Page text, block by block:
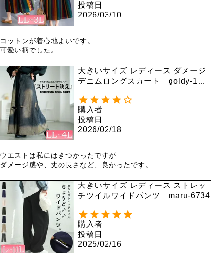
投稿日
2026/03/10
コットンが着心地よいです。
可愛い柄でした。
大きいサイズ レディース ダメージ
デニムロングスカート goldy-176
購入者
投稿日
2026/02/18
ウエストは私にはきつかったですが
ダメージ感や、丈の長さなど、良かったです。
大きいサイズ レディース ストレッ
チツイルワイドパンツ maru-6734
購入者
投稿日
2025/02/16